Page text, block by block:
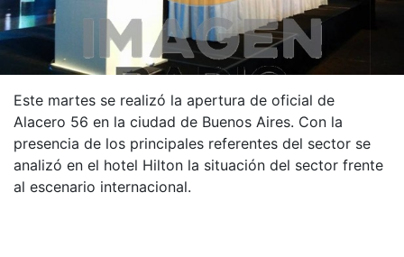
Este martes se realizó la apertura de oficial de
Alacero 56 en la ciudad de Buenos Aires. Con la
presencia de los principales referentes del sector se
analizó en el hotel Hilton la situación del sector frente
al escenario internacional.